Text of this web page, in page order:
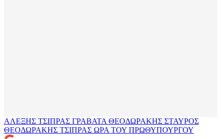
ΑΛΕΞΗΣ ΤΣΙΠΡΑΣ ΓΡΑΒΑΤΑ ΘΕΟΔΩΡΑΚΗΣ ΣΤΑΥΡΟΣ
ΘΕΟΔΩΡΑΚΗΣ ΤΣΙΠΡΑΣ ΩΡΑ ΤΟΥ ΠΡΩΘΥΠΟΥΡΓΟΥ